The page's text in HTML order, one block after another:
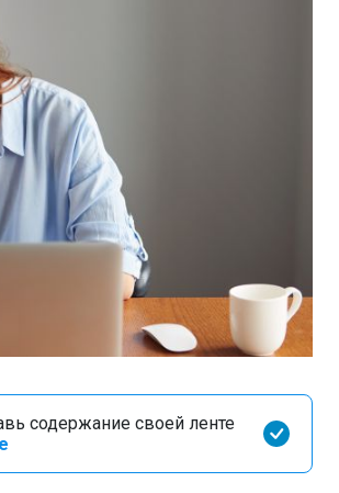
содержание своей ленте